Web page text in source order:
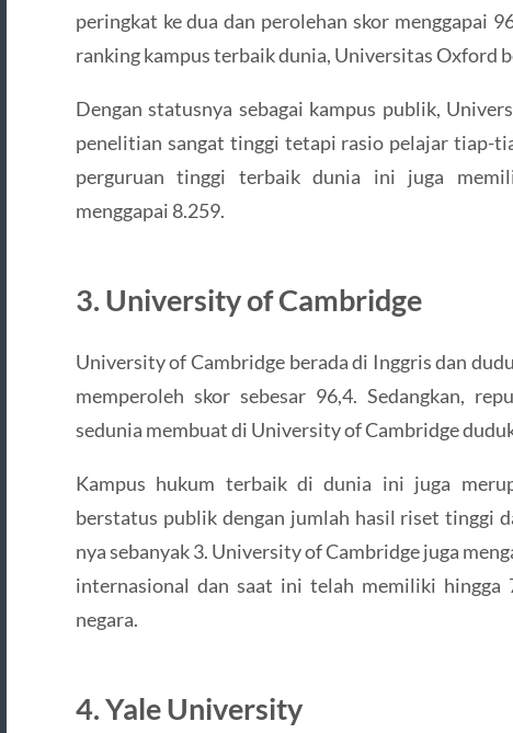
peringkat ke dua dan perolehan skor menggapai
ranking kampus terbaik dunia, Universitas Oxford
Dengan statusnya sebagai kampus publik,
penelitian sangat tinggi tetapi rasio pelajar tiap-
perguruan tinggi terbaik dunia ini juga
menggapai 8.259.
3. University of Cambridge
University of Cambridge berada di Inggris dan
memperoleh skor sebesar 96,4. Sedangkan,
sedunia membuat di University of Cambridge
Kampus hukum terbaik di dunia ini juga
berstatus publik dengan jumlah hasil riset tinggi
nya sebanyak 3. University of Cambridge juga
internasional dan saat ini telah memiliki hingga
negara.
4. Yale University